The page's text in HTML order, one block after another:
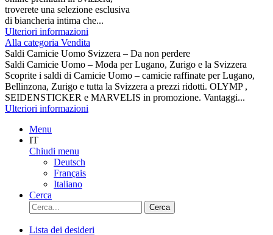
troverete una selezione esclusiva
di biancheria intima che...
Ulteriori informazioni
Alla categoria Vendita
Saldi Camicie Uomo Svizzera – Da non perdere
Saldi Camicie Uomo – Moda per Lugano, Zurigo e la Svizzera
Scoprite i saldi di Camicie Uomo – camicie raffinate per Lugano,
Bellinzona, Zurigo e tutta la Svizzera a prezzi ridotti. OLYMP ,
SEIDENSTICKER e MARVELIS in promozione. Vantaggi...
Ulteriori informazioni
Menu
IT
Chiudi menu
Deutsch
Français
Italiano
Cerca
Cerca
Lista dei desideri